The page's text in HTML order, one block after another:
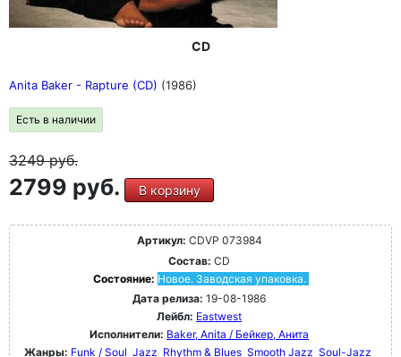
CD
Anita Baker - Rapture (CD) (1986)
Есть в наличии
3249руб.
2799 руб. В корзину
Артикул: CDVP 073984
Состав: CD
Состояние: Новое. Заводская упаковка.
Дата релиза: 19-08-1986
Лейбл: Eastwest
Исполнители: Baker, Anita / Бейкер, Анита
Жанры: Funk / Soul Jazz Rhythm & Blues Smooth Jazz Soul-Jazz